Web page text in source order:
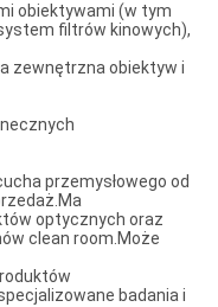
obiektywami (w tym
filtrów kinowych),
zewnętrzna obiektyw i
przemysłowego od
optycznych oraz
clean room.Może
badania i